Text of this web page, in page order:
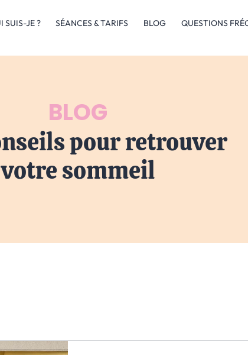
SUIS-JE ? SÉANCES & TARIFS BLOG QUESTIONS
BLOG
pour retrouver
votre sommeil